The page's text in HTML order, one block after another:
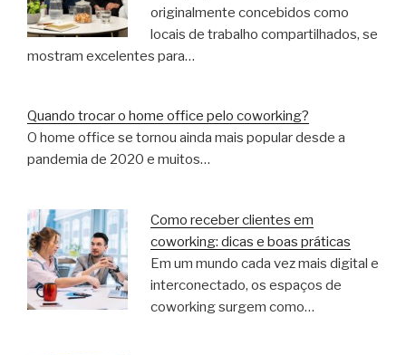
originalmente concebidos como
locais de trabalho compartilhados, se
mostram excelentes para…
Quando trocar o home office pelo coworking?
O home office se tornou ainda mais popular desde a
pandemia de 2020 e muitos…
Como receber clientes em
coworking: dicas e boas práticas
Em um mundo cada vez mais digital e
interconectado, os espaços de
coworking surgem como…